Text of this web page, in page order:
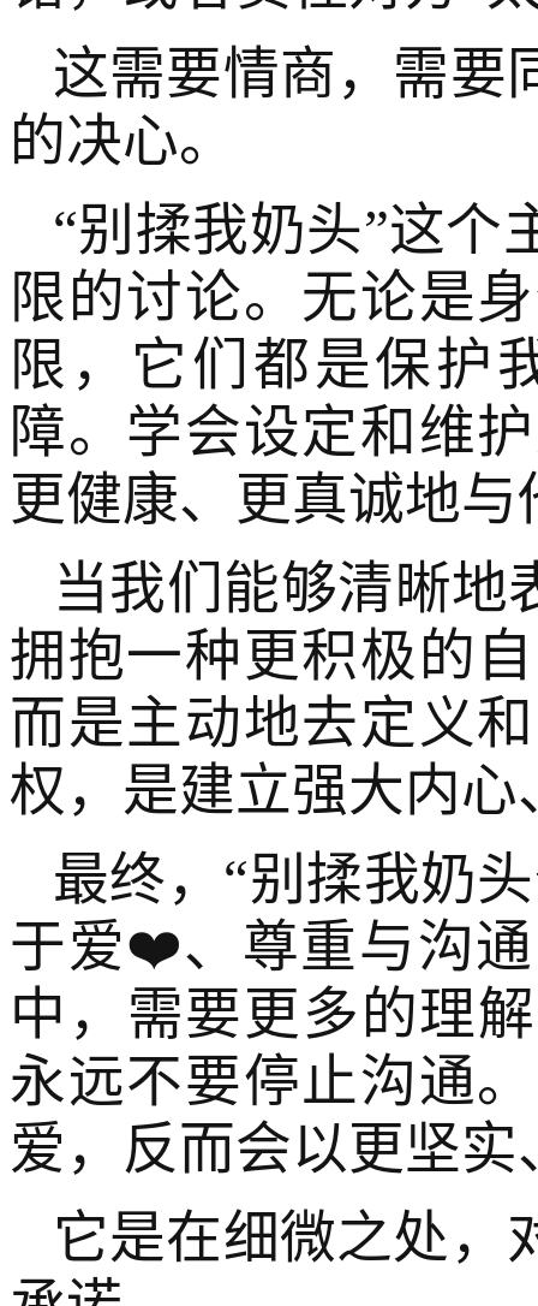
这需要情商，需要
的决心。
“别揉我奶头”这个
限的讨论。无论是
限，它们都是保护
障。学会设定和维
更健康、更真诚地
当我们能够清晰地
拥抱一种更积极的
而是主动地去定义
权，是建立强大内
最终，“别揉我奶
于爱❤️、尊重与沟
中，需要更多的理
永远不要停止沟通
爱，反而会以更坚
它是在细微之处，